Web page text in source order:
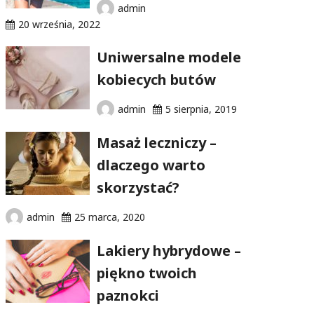
admin
20 września, 2022
Uniwersalne modele
kobiecych butów
admin 5 sierpnia, 2019
Masaż leczniczy –
dlaczego warto
skorzystać?
admin 25 marca, 2020
Lakiery hybrydowe –
piękno twoich
paznokci